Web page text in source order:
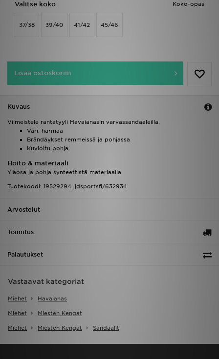
Koko-opas
Valitse koko
37/38 39/40 41/42 45/46
Lisää ostoskoriin
Kuvaus
Viimeistele rantatyyli Havaianasin varvassandaaleilla.
Väri: harmaa
Brändäykset remmeissä ja pohjassa
Kuvioitu pohja
Hoito & materiaali
Yläosa ja pohja synteettistä materiaalia
Tuotekoodi: 19529294_jdsportsfi/632934
Arvostelut
Toimitus
Palautukset
Vastaavat kategoriat
Miehet Havaianas
Miehet Miesten Kengat
Miehet Miesten Kengat Sandaalit
Asiakaspalvelu ja tietoa